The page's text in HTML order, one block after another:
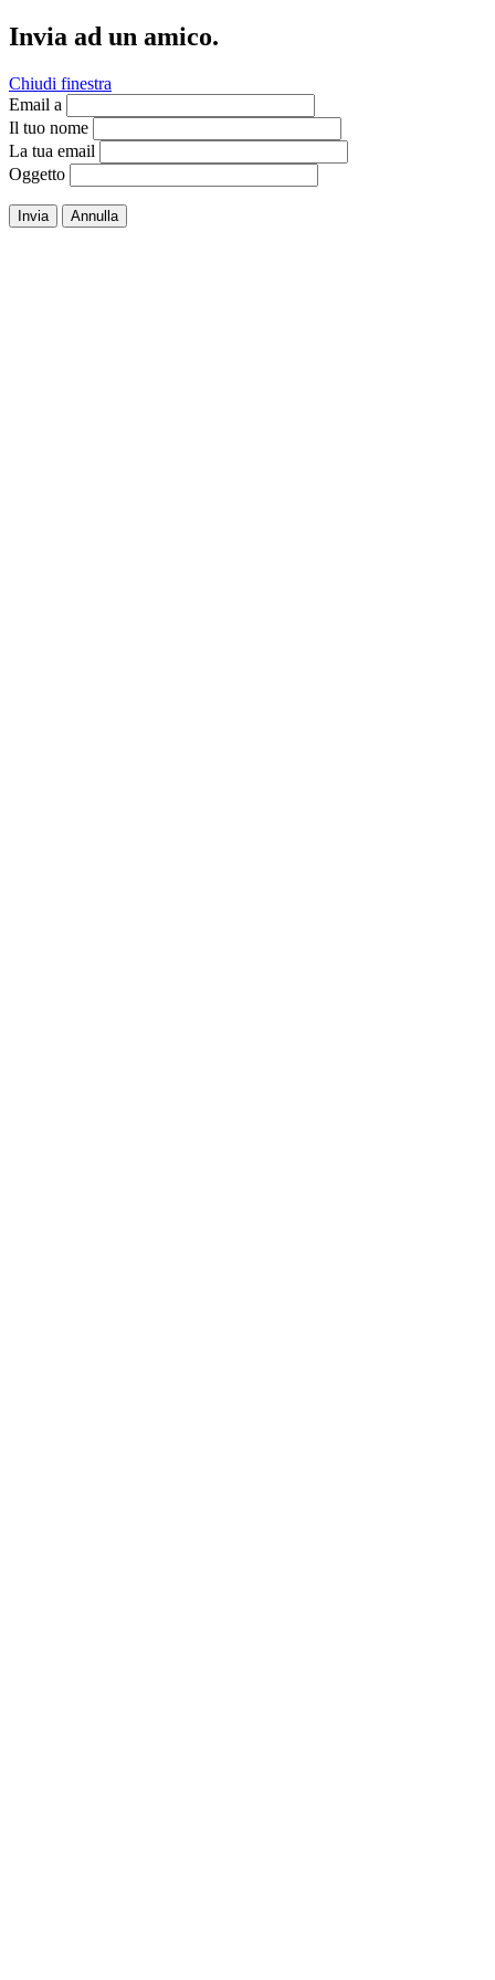
Invia ad un amico.
Chiudi finestra
Email a
Il tuo nome
La tua email
Oggetto
Invia Annulla